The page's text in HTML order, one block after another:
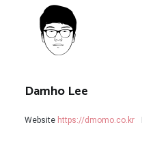
Damho Lee
Website https://dmomo.co.kr